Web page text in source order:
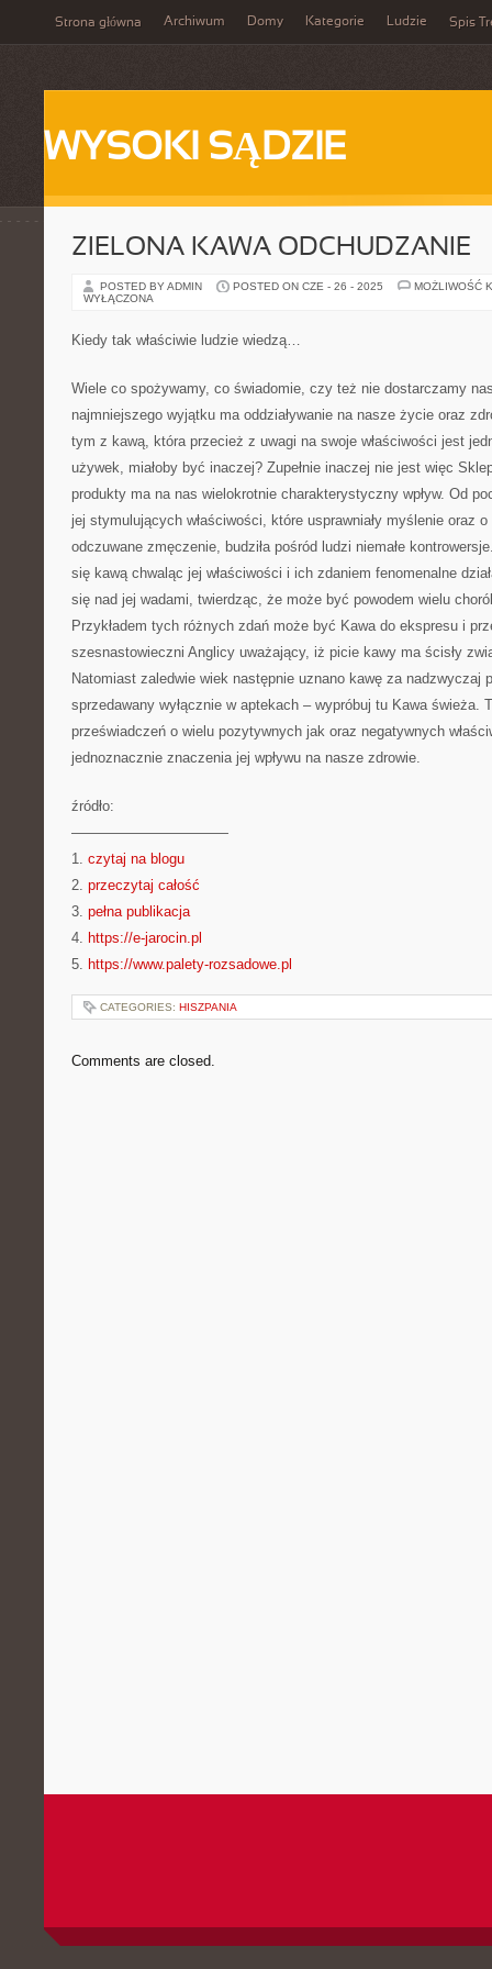
Strona główna Archiwum Domy Kategorie Ludzie Spis
WYSOKI SĄDZIE
ZIELONA KAWA ODCHUDZANIE
POSTED BY ADMIN POSTED ON CZE - 26 - 2025
MOŻLIWOŚĆ
WYŁĄCZONA
Kiedy tak właściwie ludzie wiedzą…
Wiele co spożywamy, co świadomie, czy też nie dostarczamy
najmniejszego wyjątku ma oddziaływanie na nasze życie oraz
tym z kawą, która przecież z uwagi na swoje właściwości jest
używek, miałoby być inaczej? Zupełnie inaczej nie jest więc
produkty ma na nas wielokrotnie charakterystyczny wpływ. Od
jej stymulujących właściwości, które usprawniały myślenie oraz o
odczuwane zmęczenie, budziła pośród ludzi niemałe
się kawą chwaląc jej właściwości i ich zdaniem fenomenalne
się nad jej wadami, twierdząc, że może być powodem wielu
Przykładem tych różnych zdań może być Kawa do ekspresu i
szesnastowieczni Anglicy uważający, iż picie kawy ma ścisły
Natomiast zaledwie wiek następnie uznano kawę za nadzwyczaj
sprzedawany wyłącznie w aptekach – wypróbuj tu Kawa świeża.
przeświadczeń o wielu pozytywnych jak oraz negatywnych
jednoznacznie znaczenia jej wpływu na nasze zdrowie.
źródło:
———————————
1. czytaj na blogu
2. przeczytaj całość
3. pełna publikacja
4. https://e-jarocin.pl
5. https://www.palety-rozsadowe.pl
CATEGORIES: HISZPANIA
Comments are closed.